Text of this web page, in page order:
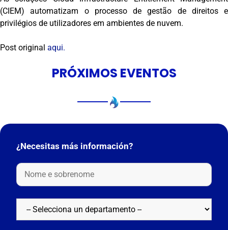
(CIEM) automatizam o processo de gestão de direitos e
privilégios de utilizadores em ambientes de nuvem.
Post original aqui.
PRÓXIMOS EVENTOS
¿Necesitas más información?